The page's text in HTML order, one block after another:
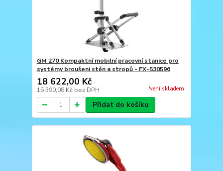
GM 270 Kompaktní mobilní pracovní stanice pro
systémy broušení stěn a stropů - FX-530596
18 622,00 Kč
15 390,08 Kč bez DPH Není skladem
Přidat do košíku